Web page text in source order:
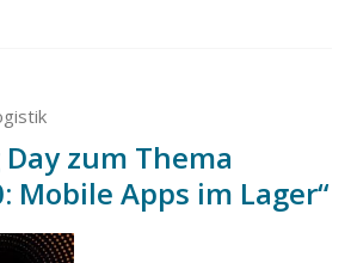
zum Thema
Mobile Apps im Lager“